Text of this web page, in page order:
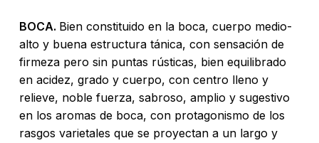
No hay productos en el carrito.
Go To Shop
BOCA. Bien constituido en la boca, cuerpo medio-
alto y buena estructura tánica, con sensación de
firmeza pero sin puntas rústicas, bien equilibrado
en acidez, grado y cuerpo, con centro lleno y
relieve, noble fuerza, sabroso, amplio y sugestivo
en los aromas de boca, con protagonismo de los
rasgos varietales que se proyectan a un largo y